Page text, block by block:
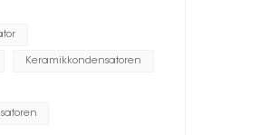
Keramikkondensatoren